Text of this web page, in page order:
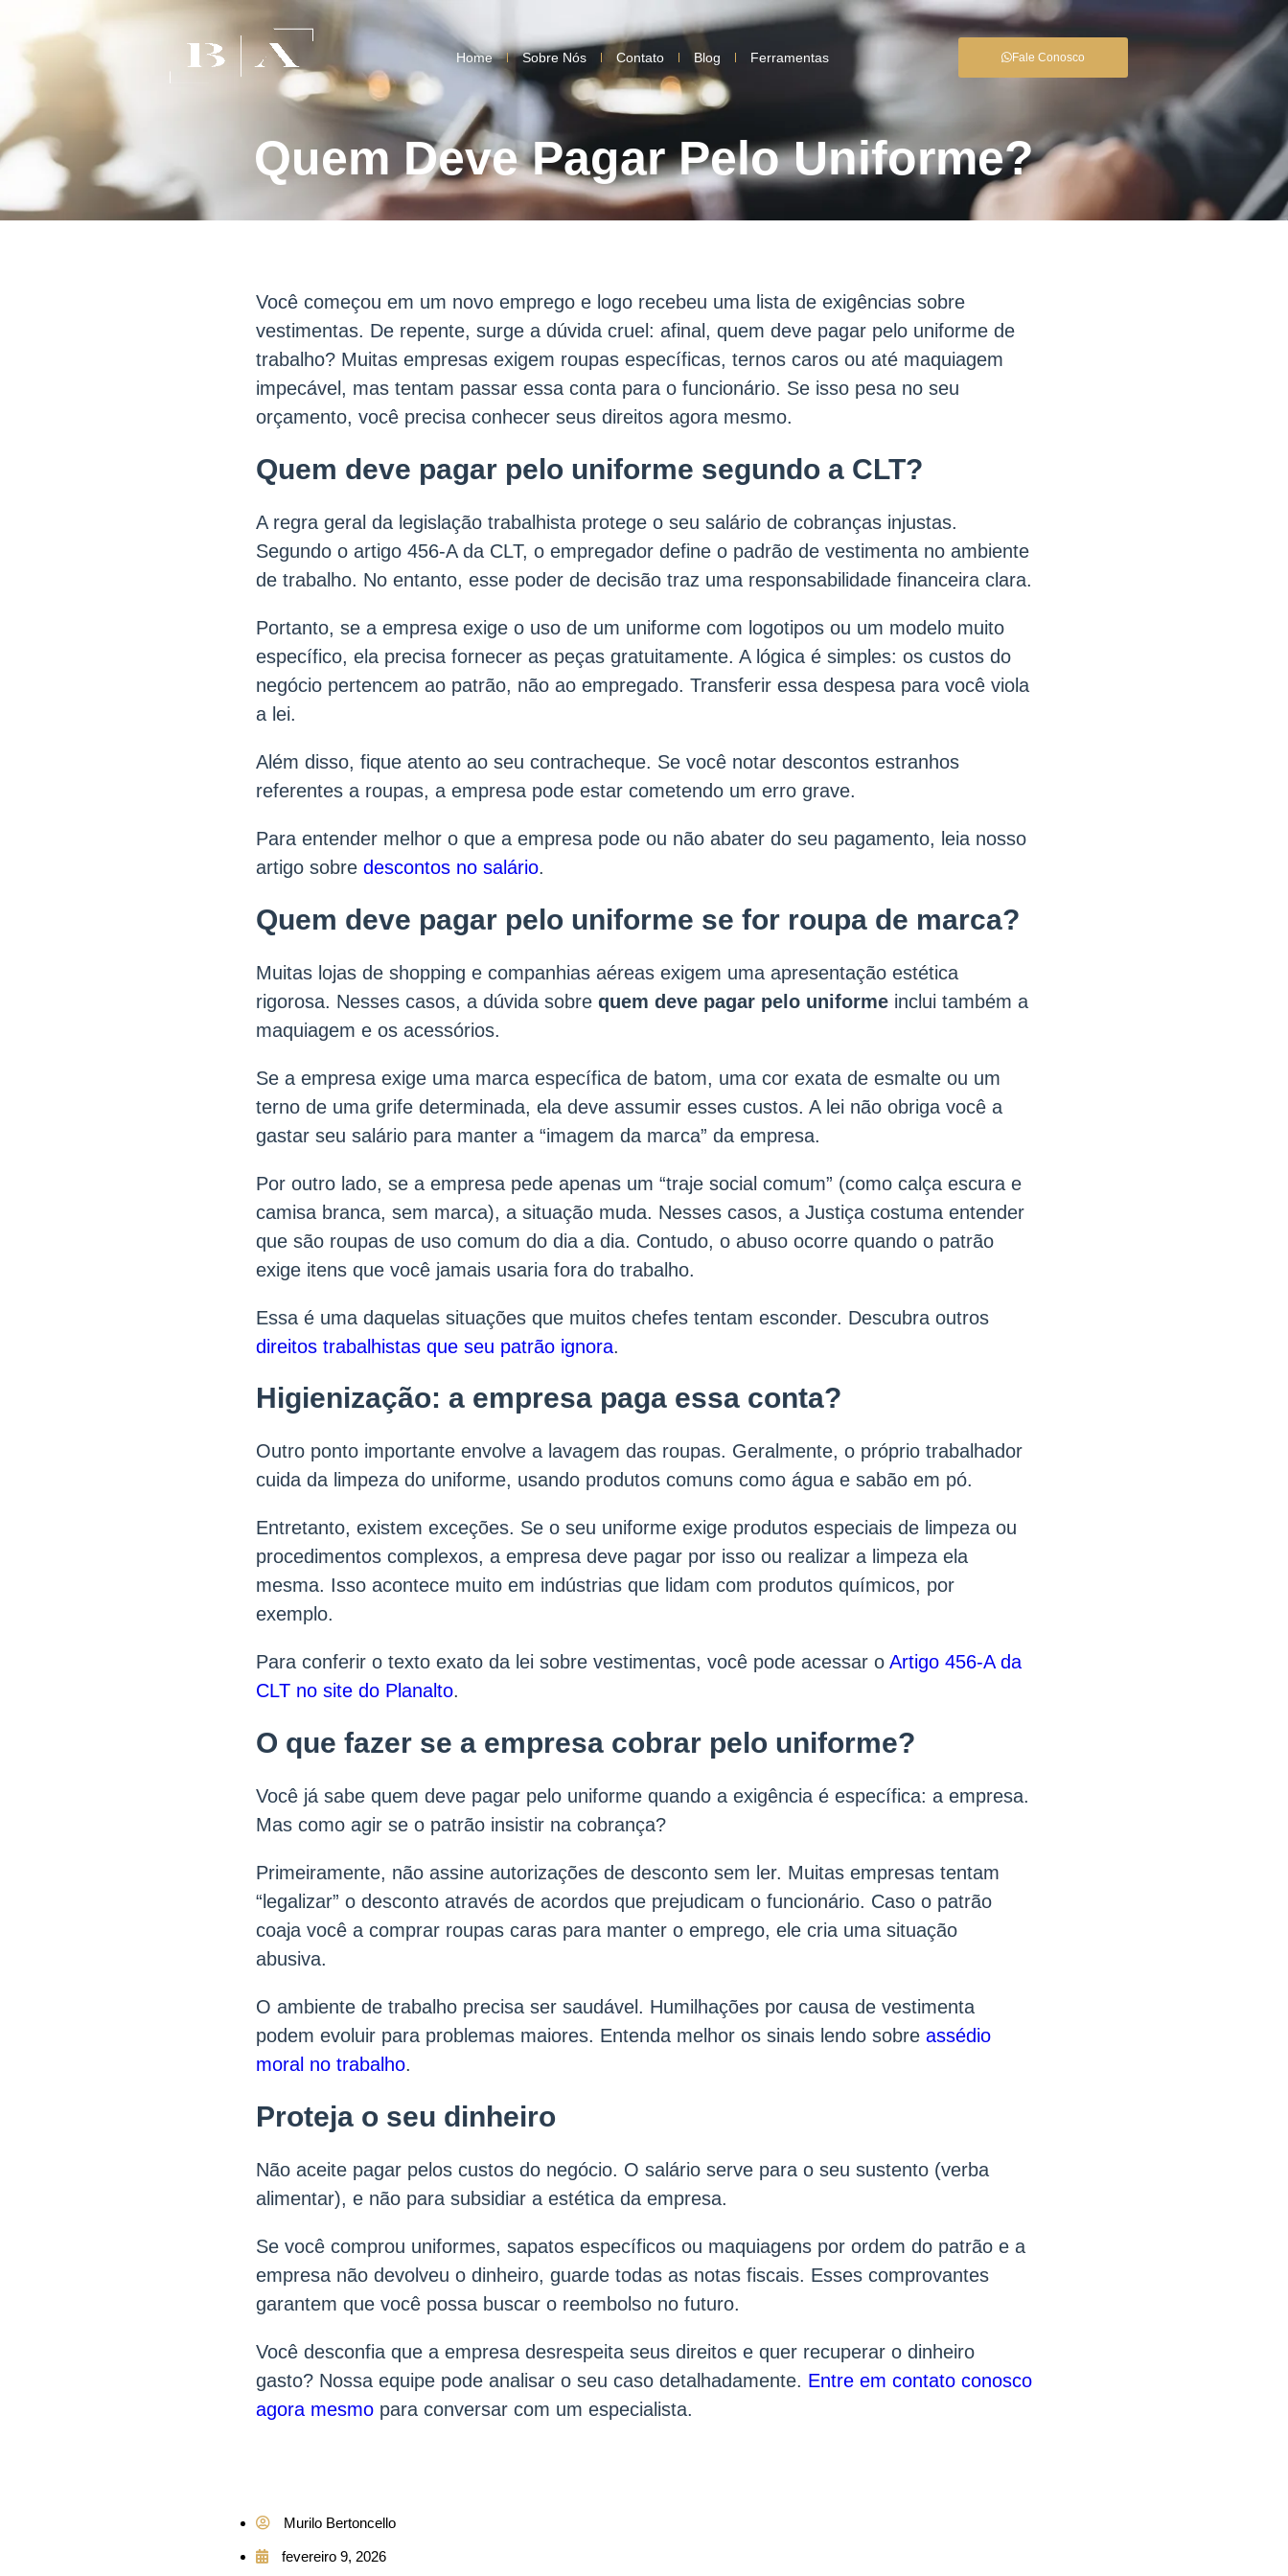
Home Sobre Nós Contato Blog Ferramentas Fale Conosco
Quem Deve Pagar Pelo Uniforme?
Você começou em um novo emprego e logo recebeu uma lista de exigências sobre
vestimentas. De repente, surge a dúvida cruel: afinal, quem deve pagar pelo uniforme de
trabalho? Muitas empresas exigem roupas específicas, ternos caros ou até maquiagem
impecável, mas tentam passar essa conta para o funcionário. Se isso pesa no seu
orçamento, você precisa conhecer seus direitos agora mesmo.
Quem deve pagar pelo uniforme segundo a CLT?
A regra geral da legislação trabalhista protege o seu salário de cobranças injustas.
Segundo o artigo 456-A da CLT, o empregador define o padrão de vestimenta no ambiente
de trabalho. No entanto, esse poder de decisão traz uma responsabilidade financeira clara.
Portanto, se a empresa exige o uso de um uniforme com logotipos ou um modelo muito
específico, ela precisa fornecer as peças gratuitamente. A lógica é simples: os custos do
negócio pertencem ao patrão, não ao empregado. Transferir essa despesa para você viola
a lei.
Além disso, fique atento ao seu contracheque. Se você notar descontos estranhos
referentes a roupas, a empresa pode estar cometendo um erro grave.
Para entender melhor o que a empresa pode ou não abater do seu pagamento, leia nosso
artigo sobre descontos no salário.
Quem deve pagar pelo uniforme se for roupa de marca?
Muitas lojas de shopping e companhias aéreas exigem uma apresentação estética
rigorosa. Nesses casos, a dúvida sobre quem deve pagar pelo uniforme inclui também a
maquiagem e os acessórios.
Se a empresa exige uma marca específica de batom, uma cor exata de esmalte ou um
terno de uma grife determinada, ela deve assumir esses custos. A lei não obriga você a
gastar seu salário para manter a “imagem da marca” da empresa.
Por outro lado, se a empresa pede apenas um “traje social comum” (como calça escura e
camisa branca, sem marca), a situação muda. Nesses casos, a Justiça costuma entender
que são roupas de uso comum do dia a dia. Contudo, o abuso ocorre quando o patrão
exige itens que você jamais usaria fora do trabalho.
Essa é uma daquelas situações que muitos chefes tentam esconder. Descubra outros
direitos trabalhistas que seu patrão ignora.
Higienização: a empresa paga essa conta?
Outro ponto importante envolve a lavagem das roupas. Geralmente, o próprio trabalhador
cuida da limpeza do uniforme, usando produtos comuns como água e sabão em pó.
Entretanto, existem exceções. Se o seu uniforme exige produtos especiais de limpeza ou
procedimentos complexos, a empresa deve pagar por isso ou realizar a limpeza ela
mesma. Isso acontece muito em indústrias que lidam com produtos químicos, por
exemplo.
Para conferir o texto exato da lei sobre vestimentas, você pode acessar o Artigo 456-A da
CLT no site do Planalto.
O que fazer se a empresa cobrar pelo uniforme?
Você já sabe quem deve pagar pelo uniforme quando a exigência é específica: a empresa.
Mas como agir se o patrão insistir na cobrança?
Primeiramente, não assine autorizações de desconto sem ler. Muitas empresas tentam
“legalizar” o desconto através de acordos que prejudicam o funcionário. Caso o patrão
coaja você a comprar roupas caras para manter o emprego, ele cria uma situação
abusiva.
O ambiente de trabalho precisa ser saudável. Humilhações por causa de vestimenta
podem evoluir para problemas maiores. Entenda melhor os sinais lendo sobre assédio
moral no trabalho.
Proteja o seu dinheiro
Não aceite pagar pelos custos do negócio. O salário serve para o seu sustento (verba
alimentar), e não para subsidiar a estética da empresa.
Se você comprou uniformes, sapatos específicos ou maquiagens por ordem do patrão e a
empresa não devolveu o dinheiro, guarde todas as notas fiscais. Esses comprovantes
garantem que você possa buscar o reembolso no futuro.
Você desconfia que a empresa desrespeita seus direitos e quer recuperar o dinheiro
gasto? Nossa equipe pode analisar o seu caso detalhadamente. Entre em contato conosco
agora mesmo para conversar com um especialista.
Murilo Bertoncello
fevereiro 9, 2026